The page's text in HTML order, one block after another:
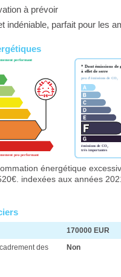
à prévoir
indéniable, parfait pour les
énergétique
indexées aux années
170000 EUR
des
Non